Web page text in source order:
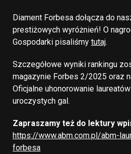
Diament Forbesa dołącza do
prestiżowych wyróżnień! O
Gospodarki pisaliśmy tutaj.
Szczegółowe wyniki rankingu
magazynie Forbes 2/2025 oraz
Oficjalne uhonorowanie
uroczystych gal.
Zapraszamy też do lektury
https://www.abm.com.pl/abm-
forbesa